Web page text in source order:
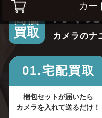
カー
高価
買取
カメラのナ
01.宅配買取
梱包セットが届いたら
カメラを入れて送るだけ！